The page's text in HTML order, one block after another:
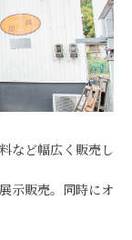
など幅広く販売し
示販売。同時にオ